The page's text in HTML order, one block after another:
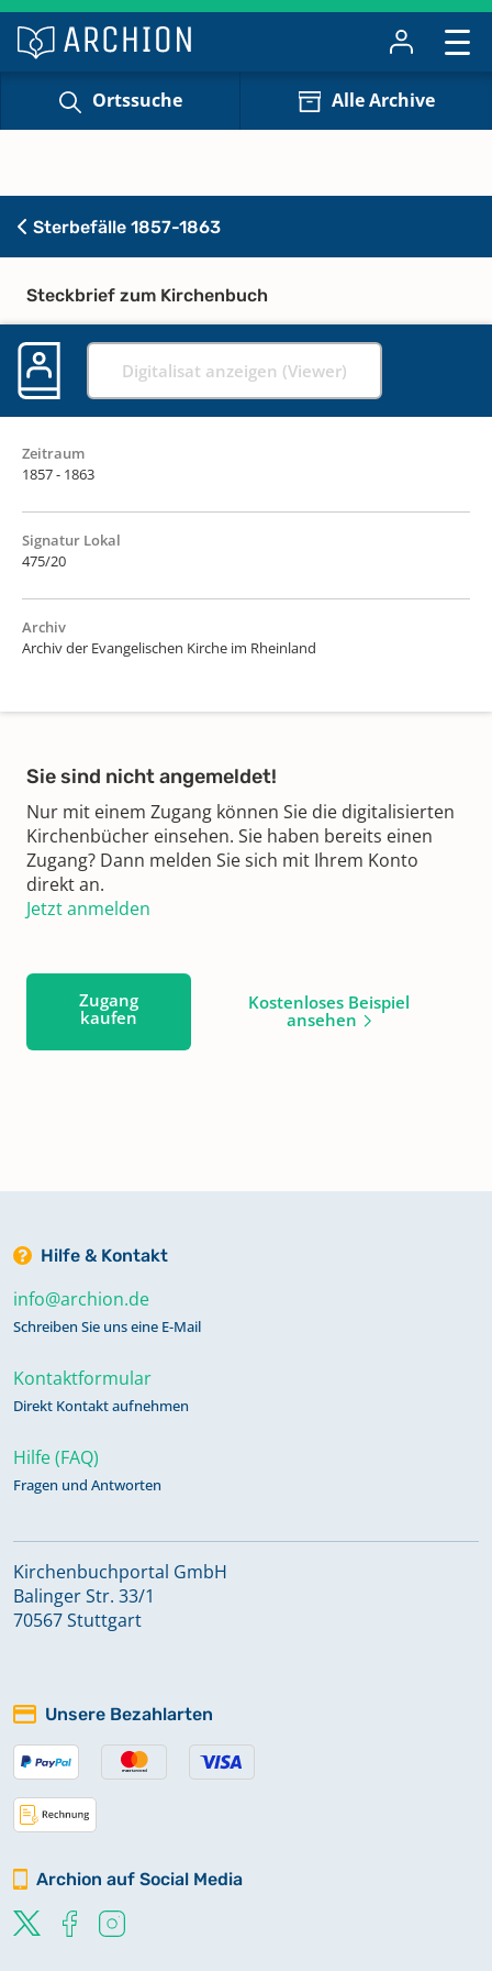
Ortssuche Alle Archive
Sterbefälle 1857-1863
Steckbrief zum Kirchenbuch
Digitalisat anzeigen (Viewer)
Zeitraum
1857 - 1863
Signatur Lokal
475/20
Archiv
Archiv der Evangelischen Kirche im Rheinland
Sie sind nicht angemeldet!
Nur mit einem Zugang können Sie die digitalisierten
Kirchenbücher einsehen. Sie haben bereits einen
Zugang? Dann melden Sie sich mit Ihrem Konto
direkt an.
Jetzt anmelden
Zugang
kaufen
Kostenloses Beispiel
ansehen
Hilfe & Kontakt
info@archion.de
Schreiben Sie uns eine E-Mail
Kontaktformular
Direkt Kontakt aufnehmen
Hilfe (FAQ)
Fragen und Antworten
Kirchenbuchportal GmbH
Balinger Str. 33/1
70567 Stuttgart
Unsere Bezahlarten
Archion auf Social Media